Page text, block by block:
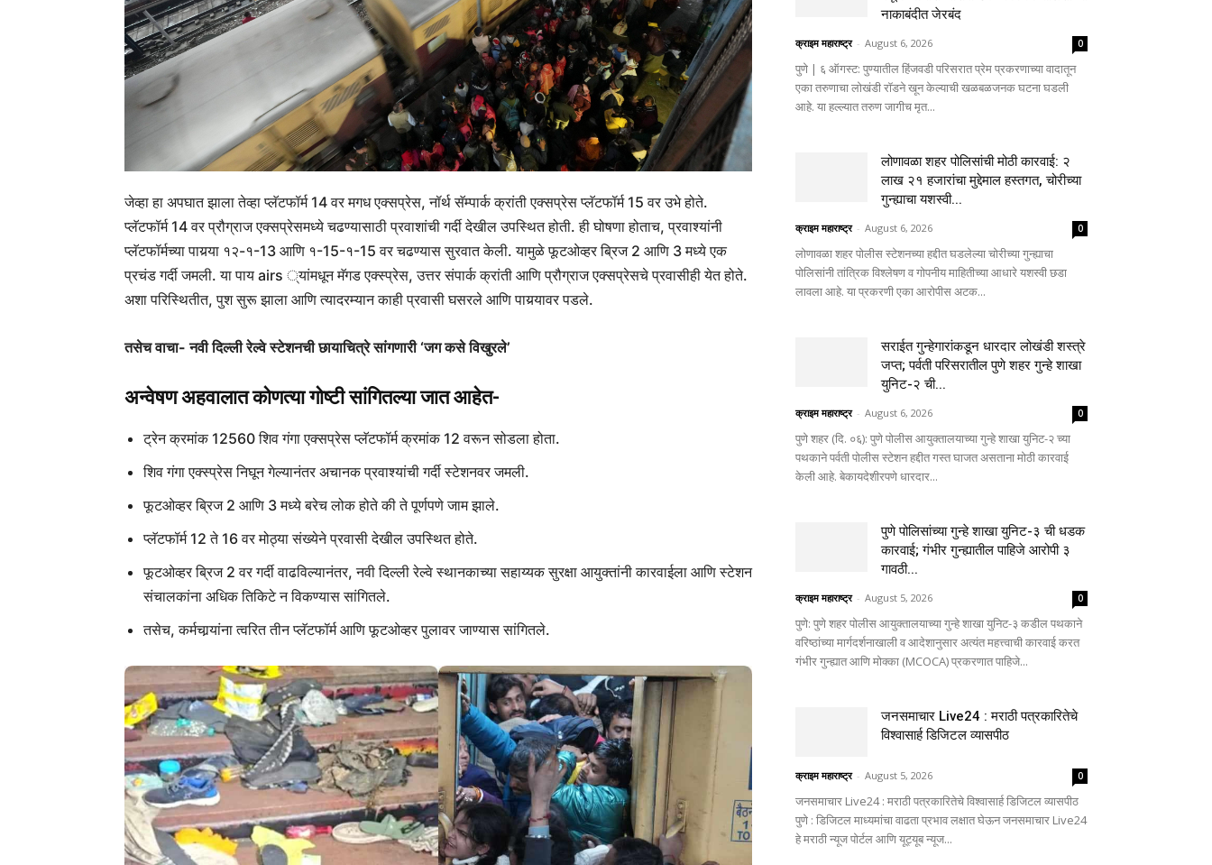
जेव्हा हा अपघात झाला तेव्हा प्लॅटफॉर्म 14 वर मगध एक्सप्रेस, नॉर्थ सॅम्पार्क क्रांती एक्सप्रेस प्लॅटफॉर्म 15 वर उभे होते.
प्लॅटफॉर्म 14 वर प्रौग्राज एक्सप्रेसमध्ये चढण्यासाठी प्रवाशांची गर्दी देखील उपस्थित होती. ही घोषणा होताच, प्रवाश्यांनी
प्लॅटफॉर्मच्या पायर्‍या १२-१-13 आणि १-15-१-15 वर चढण्यास सुरवात केली. यामुळे फूटओव्हर ब्रिज 2 आणि 3 मध्ये एक
प्रचंड गर्दी जमली. या पाय airs ्यांमधून मॅगड एक्स्प्रेस, उत्तर संपार्क क्रांती आणि प्रौग्राज एक्सप्रेसचे प्रवासीही येत होते.
अशा परिस्थितीत, पुश सुरू झाला आणि त्यादरम्यान काही प्रवासी घसरले आणि पायर्‍यावर पडले.
तसेच वाचा- नवी दिल्ली रेल्वे स्टेशनची छायाचित्रे सांगणारी ‘जग कसे विखुरले’
अन्वेषण अहवालात कोणत्या गोष्टी सांगितल्या जात आहेत-
ट्रेन क्रमांक 12560 शिव गंगा एक्सप्रेस प्लॅटफॉर्म क्रमांक 12 वरून सोडला होता.
शिव गंगा एक्स्प्रेस निघून गेल्यानंतर अचानक प्रवाश्यांची गर्दी स्टेशनवर जमली.
फूटओव्हर ब्रिज 2 आणि 3 मध्ये बरेच लोक होते की ते पूर्णपणे जाम झाले.
प्लॅटफॉर्म 12 ते 16 वर मोठ्या संख्येने प्रवासी देखील उपस्थित होते.
फूटओव्हर ब्रिज 2 वर गर्दी वाढविल्यानंतर, नवी दिल्ली रेल्वे स्थानकाच्या सहाय्यक सुरक्षा आयुक्तांनी कारवाईला आणि स्टेशन
संचालकांना अधिक तिकिटे न विकण्यास सांगितले.
तसेच, कर्मचार्‍यांना त्वरित तीन प्लॅटफॉर्म आणि फूटओव्हर पुलावर जाण्यास सांगितले.
नाकाबंदीत जेरबंद
क्राइम महाराष्ट्र - August 6, 2026 0
​पुणे | ६ ऑगस्ट: पुण्यातील हिंजवडी परिसरात प्रेम प्रकरणाच्या वादातून
एका तरुणाचा लोखंडी रॉडने खून केल्याची खळबळजनक घटना घडली
आहे. या हल्ल्यात तरुण जागीच मृत...
लोणावळा शहर पोलिसांची मोठी कारवाई: २
लाख २१ हजारांचा मुद्देमाल हस्तगत, चोरीच्या
गुन्ह्याचा यशस्वी...
क्राइम महाराष्ट्र - August 6, 2026 0
​लोणावळा शहर पोलीस स्टेशनच्या हद्दीत घडलेल्या चोरीच्या गुन्ह्याचा
पोलिसांनी तांत्रिक विश्लेषण व गोपनीय माहितीच्या आधारे यशस्वी छडा
लावला आहे. या प्रकरणी एका आरोपीस अटक...
सराईत गुन्हेगारांकडून धारदार लोखंडी शस्त्रे
जप्त; पर्वती परिसरातील पुणे शहर गुन्हे शाखा
युनिट-२ ची...
क्राइम महाराष्ट्र - August 6, 2026 0
पुणे शहर (दि. ०६): पुणे पोलीस आयुक्तालयाच्या गुन्हे शाखा युनिट-२ च्या
पथकाने पर्वती पोलीस स्टेशन हद्दीत गस्त घाजत असताना मोठी कारवाई
केली आहे. बेकायदेशीरपणे धारदार...
पुणे पोलिसांच्या गुन्हे शाखा युनिट-३ ची धडक
कारवाई; गंभीर गुन्ह्यातील पाहिजे आरोपी ३
गावठी...
क्राइम महाराष्ट्र - August 5, 2026 0
पुणे: पुणे शहर पोलीस आयुक्तालयाच्या गुन्हे शाखा युनिट-३ कडील पथकाने
वरिष्ठांच्या मार्गदर्शनाखाली व आदेशानुसार अत्यंत महत्त्वाची कारवाई करत
गंभीर गुन्ह्यात आणि मोक्का (MCOCA) प्रकरणात पाहिजे...
जनसमाचार Live24 : मराठी पत्रकारितेचे
विश्वासार्ह डिजिटल व्यासपीठ
क्राइम महाराष्ट्र - August 5, 2026 0
जनसमाचार Live24 : मराठी पत्रकारितेचे विश्वासार्ह डिजिटल व्यासपीठ
पुणे : डिजिटल माध्यमांचा वाढता प्रभाव लक्षात घेऊन जनसमाचार Live24
हे मराठी न्यूज पोर्टल आणि यूट्यूब न्यूज...